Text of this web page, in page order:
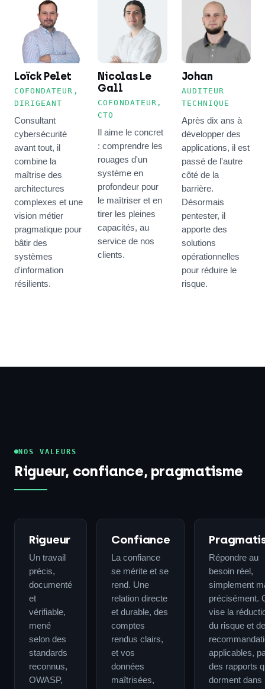
Loïck Pelet
COFONDATEUR,
DIRIGEANT
Consultant
cybersécurité
avant tout, il
combine la
maîtrise des
architectures
complexes et une
vision métier
pragmatique pour
bâtir des
systèmes
d'information
résilients.
Nicolas Le
Gall
COFONDATEUR,
CTO
Il aime le concret
: comprendre les
rouages d'un
système en
profondeur pour
le maîtriser et en
tirer les pleines
capacités, au
service de nos
clients.
Johan
AUDITEUR
TECHNIQUE
Après dix ans à
développer des
applications, il est
passé de l'autre
côté de la
barrière.
Désormais
pentester, il
apporte des
solutions
opérationnelles
pour réduire le
risque.
NOS VALEURS
Rigueur, confiance, pragmatisme
Rigueur
Un travail
précis,
documenté
et
vérifiable,
mené
selon des
standards
reconnus,
OWASP,
Confiance
La confiance
se mérite et se
rend. Une
relation directe
et durable, des
comptes
rendus clairs,
et vos
données
maîtrisées,
Répondre au
besoin réel,
simplement
précisément.
vise la
du risque et
applicables,
des rapports
dorment dans